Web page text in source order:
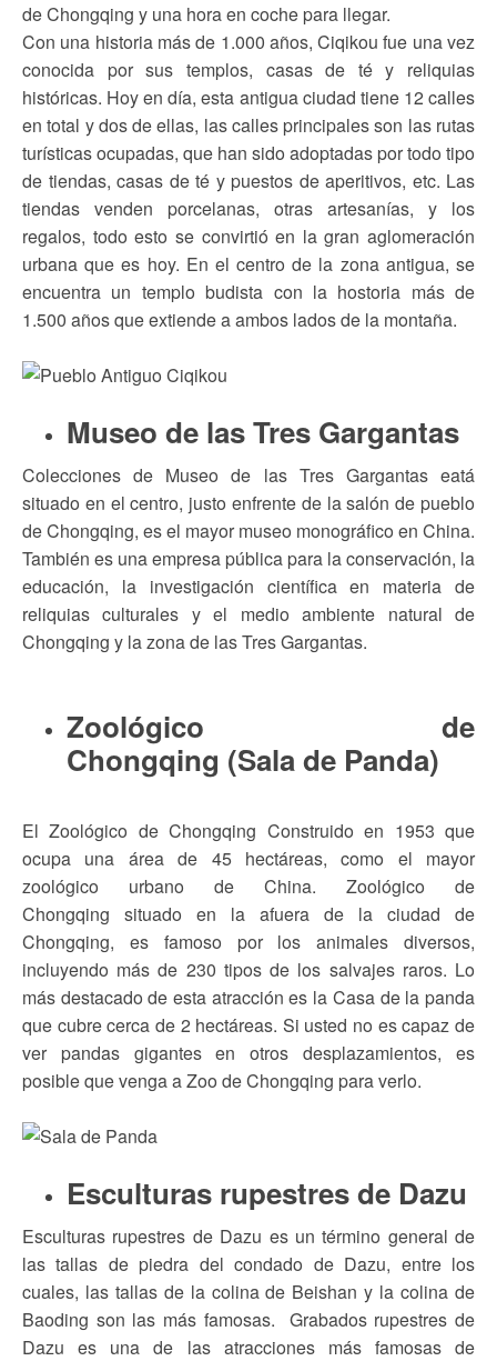
de Chongqing y una hora en coche para llegar.
Con una historia más de 1.000 años, Ciqikou fue una vez
conocida por sus templos, casas de té y reliquias
históricas. Hoy en día, esta antigua ciudad tiene 12 calles
en total y dos de ellas, las calles principales son las rutas
turísticas ocupadas, que han sido adoptadas por todo tipo
de tiendas, casas de té y puestos de aperitivos, etc. Las
tiendas venden porcelanas, otras artesanías, y los
regalos, todo esto se convirtió en la gran aglomeración
urbana que es hoy. En el centro de la zona antigua, se
encuentra un templo budista con la hostoria más de
1.500 años que extiende a ambos lados de la montaña.
Museo de las Tres Gargantas
Colecciones de Museo de las Tres Gargantas eatá
situado en el centro, justo enfrente de la salón de pueblo
de Chongqing, es el mayor museo monográfico en China.
También es una empresa pública para la conservación, la
educación, la investigación científica en materia de
reliquias culturales y el medio ambiente natural de
Chongqing y la zona de las Tres Gargantas.
Zoológico de
Chongqing (Sala de Panda)
El Zoológico de Chongqing Construido en 1953 que
ocupa una área de 45 hectáreas, como el mayor
zoológico urbano de China. Zoológico de
Chongqing situado en la afuera de la ciudad de
Chongqing, es famoso por los animales diversos,
incluyendo más de 230 tipos de los salvajes raros. Lo
más destacado de esta atracción es la Casa de la panda
que cubre cerca de 2 hectáreas. Si usted no es capaz de
ver pandas gigantes en otros desplazamientos, es
posible que venga a Zoo de Chongqing para verlo.
Esculturas rupestres de Dazu
Esculturas rupestres de Dazu es un término general de
las tallas de piedra del condado de Dazu, entre los
cuales, las tallas de la colina de Beishan y la colina de
Baoding son las más famosas. Grabados rupestres de
Dazu es una de las atracciones más famosas de